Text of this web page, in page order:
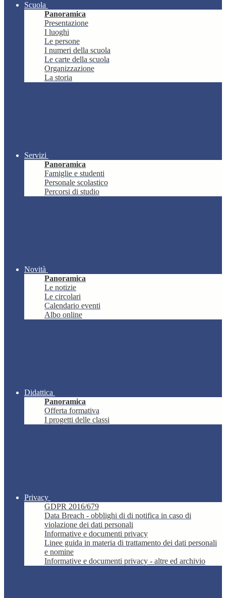
Scuola
Panoramica
Presentazione
I luoghi
Le persone
I numeri della scuola
Le carte della scuola
Organizzazione
La storia
Servizi
Panoramica
Famiglie e studenti
Personale scolastico
Percorsi di studio
Novità
Panoramica
Le notizie
Le circolari
Calendario eventi
Albo online
Didattica
Panoramica
Offerta formativa
I progetti delle classi
Privacy
GDPR 2016/679
Data Breach - obblighi di di notifica in caso di
violazione dei dati personali
Informative e documenti privacy
Linee guida in materia di trattamento dei dati personali
e nomine
Informative e documenti privacy - altre ed archivio